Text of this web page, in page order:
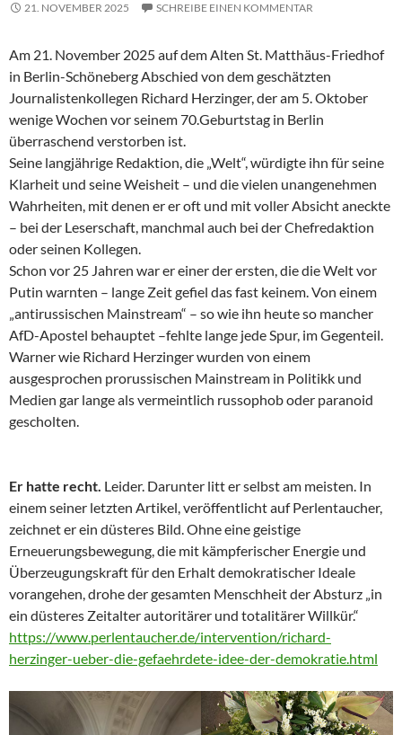
21. NOVEMBER 2025 SCHREIBE EINEN KOMMENTAR
Am 21. November 2025 auf dem Alten St. Matthäus-Friedhof
in Berlin-Schöneberg Abschied von dem geschätzten
Journalistenkollegen Richard Herzinger, der am 5. Oktober
wenige Wochen vor seinem 70.Geburtstag in Berlin
überraschend verstorben ist.
Seine langjährige Redaktion, die „Welt“, würdigte ihn für seine
Klarheit und seine Weisheit – und die vielen unangenehmen
Wahrheiten, mit denen er er oft und mit voller Absicht aneckte
– bei der Leserschaft, manchmal auch bei der Chefredaktion
oder seinen Kollegen.
Schon vor 25 Jahren war er einer der ersten, die die Welt vor
Putin warnten – lange Zeit gefiel das fast keinem. Von einem
„antirussischen Mainstream“ – so wie ihn heute so mancher
AfD-Apostel behauptet –fehlte lange jede Spur, im Gegenteil.
Warner wie Richard Herzinger wurden von einem
ausgesprochen prorussischen Mainstream in Politikk und
Medien gar lange als vermeintlich russophob oder paranoid
gescholten.
Er hatte recht. Leider. Darunter litt er selbst am meisten. In
einem seiner letzten Artikel, veröffentlicht auf Perlentaucher,
zeichnet er ein düsteres Bild. Ohne eine geistige
Erneuerungsbewegung, die mit kämpferischer Energie und
Überzeugungskraft für den Erhalt demokratischer Ideale
vorangehen, drohe der gesamten Menschheit der Absturz „in
ein düsteres Zeitalter autoritärer und totalitärer Willkür.“
https://www.perlentaucher.de/intervention/richard-
herzinger-ueber-die-gefaehrdete-idee-der-demokratie.html